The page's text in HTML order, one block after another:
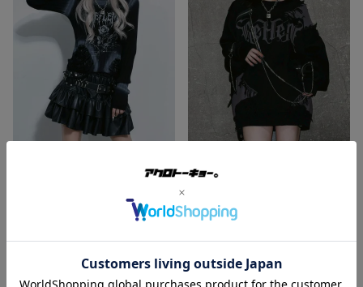
ー/全2色
¥15,180
カートに入れる